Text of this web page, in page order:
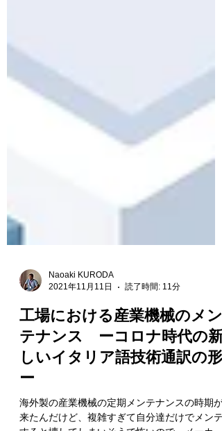
Naoaki KURODA
読了時間: 11分
工場における産業機械のメン
テナンス ーコロナ時代の新
しいイタリア語技術通訳の形
ー
海外製の産業機械の定期メンテナンスの時期が